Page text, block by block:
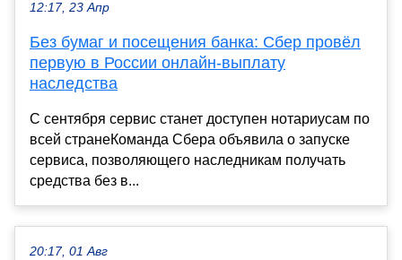
12:17, 23 Апр
Без бумаг и посещения банка: Сбер провёл
первую в России онлайн-выплату
наследства
С сентября сервис станет доступен нотариусам по
всей странеКоманда Сбера объявила о запуске
сервиса, позволяющего наследникам получать
средства без в...
20:17, 01 Авг